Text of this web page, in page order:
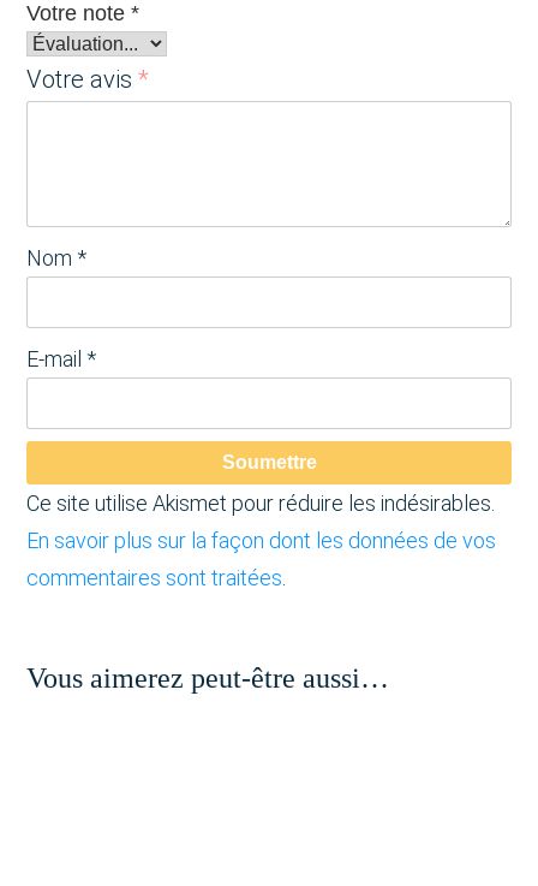
Votre note *
Votre avis *
Nom *
E-mail *
Soumettre
Ce site utilise Akismet pour réduire les indésirables.
En savoir plus sur la façon dont les données de vos
commentaires sont traitées
Vous aimerez peut-être aussi…